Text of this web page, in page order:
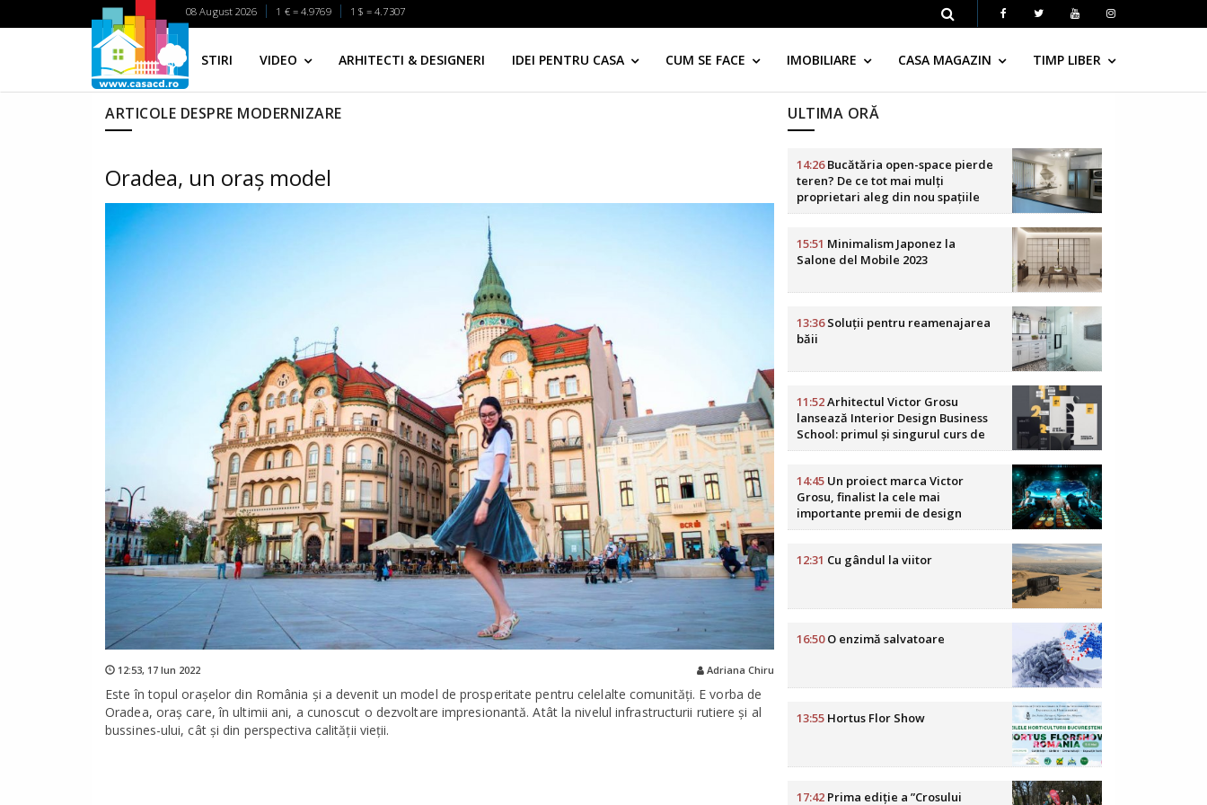
08 August 2026 1 € = 4.9769 1 $ = 4.7307
STIRI VIDEO ARHITECTI & DESIGNERI IDEI PENTRU CASA CUM SE FACE IMOBILIARE CASA MAGAZIN TIMP LIBER
ARTICOLE DESPRE MODERNIZARE
Oradea, un oraș model
12:53, 17 Iun 2022 Adriana Chiru
Este în topul oraşelor din România şi a devenit un model de prosperitate pentru celelalte comunităţi. E vorba de
Oradea, oraș care, în ultimii ani, a cunoscut o dezvoltare impresionantă. Atât la nivelul infrastructurii rutiere şi al
bussines-ului, cât şi din perspectiva calităţii vieţii.
ULTIMA ORĂ
14:26Bucătăria open-space pierde
teren? De ce tot mai mulți
proprietari aleg din nou spațiile
delimitate
15:51 Minimalism Japonez la
Salone del Mobile 2023
13:36Soluții pentru reamenajarea
băii
11:52Arhitectul Victor Grosu
lansează Interior Design Business
School: primul și singurul curs de
business în design interior din
14:45 Un proiect marca Victor
Grosu, finalist la cele mai
importante premii de design
HoReCa din lume
12:31 Cu gândul la viitor
16:50O enzimă salvatoare
13:55 Hortus Flor Show
17:42 Prima ediție a ”Crosului